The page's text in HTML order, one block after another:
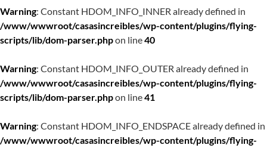
Warning: Constant HDOM_INFO_INNER already defined in
/www/wwwroot/casasincreibles/wp-content/plugins/flying-
scripts/lib/dom-parser.phpon line40
Warning: Constant HDOM_INFO_OUTER already defined in
/www/wwwroot/casasincreibles/wp-content/plugins/flying-
scripts/lib/dom-parser.phpon line41
Warning: Constant HDOM_INFO_ENDSPACE already defined in
/www/wwwroot/casasincreibles/wp-content/plugins/flying-